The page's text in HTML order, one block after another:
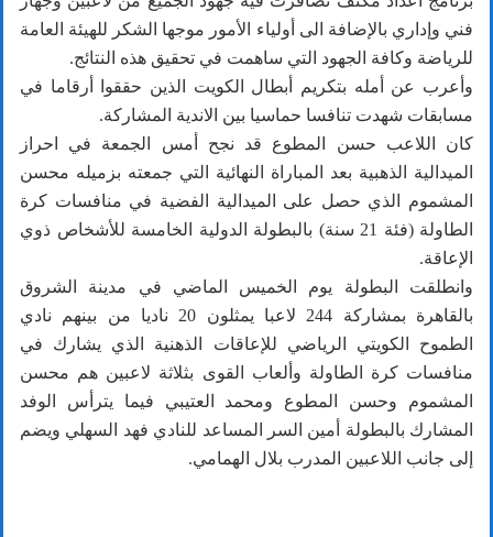
فني وإداري بالإضافة الى أولياء الأمور موجها الشكر للهيئة العامة
للرياضة وكافة الجهود التي ساهمت في تحقيق هذه النتائج.
وأعرب عن أمله بتكريم أبطال الكويت الذين حققوا أرقاما في
مسابقات شهدت تنافسا حماسيا بين الاندية المشاركة.
كان اللاعب حسن المطوع قد نجح أمس الجمعة في احراز
الميدالية الذهبية بعد المباراة النهائية التي جمعته بزميله محسن
المشموم الذي حصل على الميدالية الفضية في منافسات كرة
الطاولة (فئة 21 سنة) بالبطولة الدولية الخامسة للأشخاص ذوي
الإعاقة.
وانطلقت البطولة يوم الخميس الماضي في مدينة الشروق
بالقاهرة بمشاركة 244 لاعبا يمثلون 20 ناديا من بينهم نادي
الطموح الكويتي الرياضي للإعاقات الذهنية الذي يشارك في
منافسات كرة الطاولة وألعاب القوى بثلاثة لاعبين هم محسن
المشموم وحسن المطوع ومحمد العتيبي فيما يترأس الوفد
المشارك بالبطولة أمين السر المساعد للنادي فهد السهلي ويضم
إلى جانب اللاعبين المدرب بلال الهمامي.